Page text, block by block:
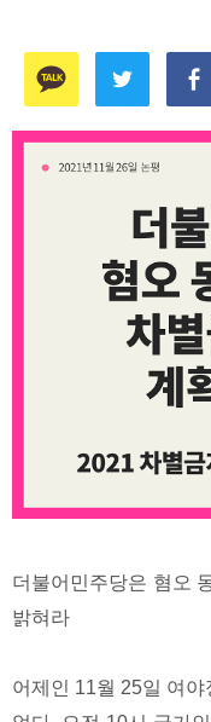
더불어민주당은 혐오
밝혀라
어제인 11월 25일 여